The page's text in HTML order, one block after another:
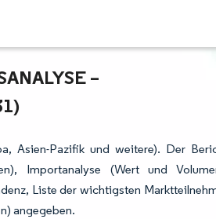
– W
Asien-Pazifik und weitere). Der
Importanalyse (Wert und
Liste der wichtigsten
angegeben.